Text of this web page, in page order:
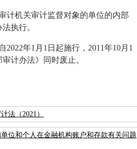
机关审计监督对象的单位的内部
法执行。
年1月1日起施行，2011年10月1
计办法》同时废止。
法（2021）
位和个人在金融机构账户和存款有关问题